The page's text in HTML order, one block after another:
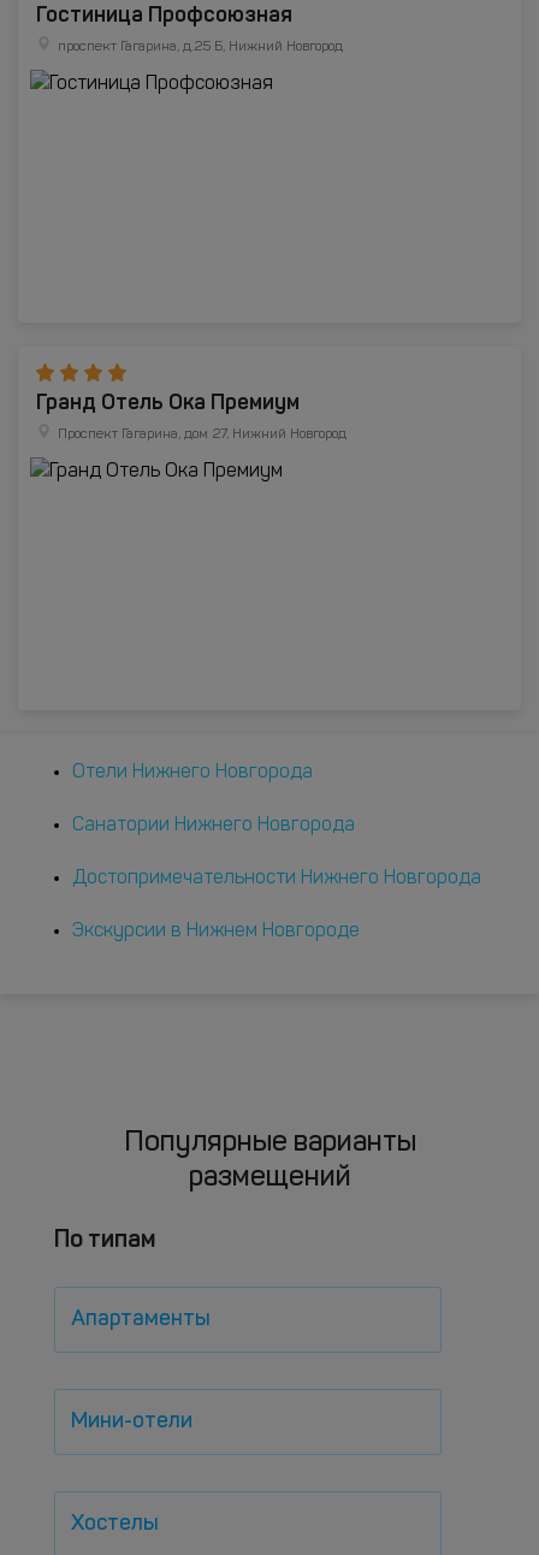
Гостиница Профсоюзная
проспект Гагарина, д.25 Б, Нижний Новгород
Гранд Отель Ока Премиум
Проспект Гагарина, дом 27, Нижний Новгород
Отели Нижнего Новгорода
Санатории Нижнего Новгорода
Достопримечательности Нижнего Новгорода
Экскурсии в Нижнем Новгороде
Популярные варианты
размещений
По типам
Апартаменты
Мини-отели
Хостелы